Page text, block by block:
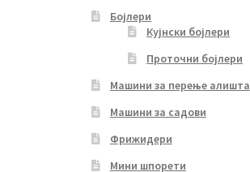
Бојлери
Кујнски бојлери
Проточни бојлери
Машини за перење алишта
Машини за садови
Фрижидери
Мини шпорети